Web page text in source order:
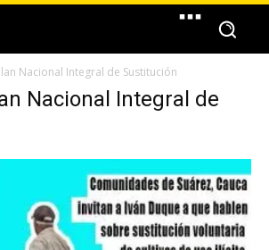
Nacional Integral de Sustitución
Nacional Integral de